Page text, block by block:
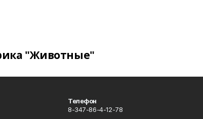
"Животные"
Телефон
8-347-86-4-12-78